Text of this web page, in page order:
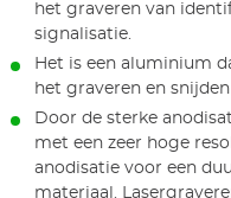
het graveren van
signalisatie.
Het is een aluminium
het graveren en
Door de sterke
met een zeer hoge
anodisatie voor een
materiaal.